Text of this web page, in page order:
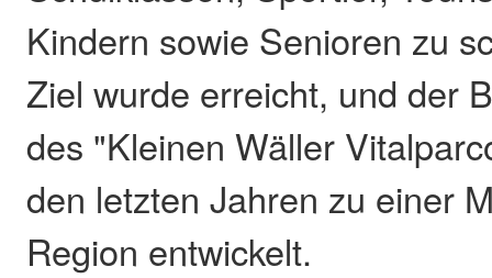
Kindern sowie Senioren zu
Ziel wurde erreicht, und der
des "Kleinen Wäller
den letzten Jahren zu einer
Region entwickelt.